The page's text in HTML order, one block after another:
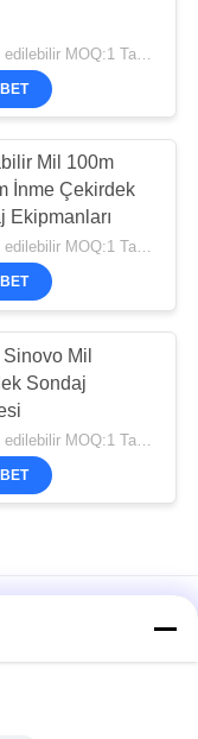
Mil 100m
İnme Çekirdek
Ekipmanları
pazarlık edilebilir MOQ:1 Takım
Mil
Sondaj
pazarlık edilebilir MOQ:1 Takım
projeleri için
Deneyim